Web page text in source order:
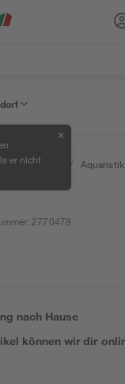
er nicht
✕
/ Tierbedarf / Aquaristik
: 2770478
nach Hause
können wir dir